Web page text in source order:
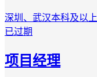
深圳、武汉本科及以上
已过期
项目经理